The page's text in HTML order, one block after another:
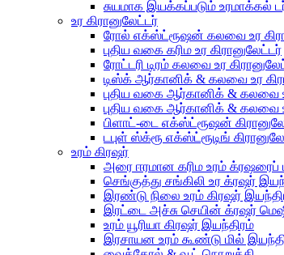
சுயமாக இயக்கப்படும் உரமாக்கல்
உர கிரானுலேட்டர்
ரோல் எக்ஸ்ட்ரூஷன் கலவை உர
புதிய வகை கரிம உர கிரானுலேட்டர்
ரோட்டரி டிரம் கலவை உர
டிஸ்க் ஆர்கானிக் & கலவை உர
புதிய வகை ஆர்கானிக் & கலவை
புதிய வகை ஆர்கானிக் & கலவை
பிளாட்-டை எக்ஸ்ட்ரூஷன்
டபுள் ஸ்க்ரூ எக்ஸ்ட்ரூடிங்
உரம் கிரஷர்
அரை ஈரமான கரிம உரம் க்ரஷரைப்
செங்குத்து சங்கிலி உர க்ரஷர்
இரண்டு நிலை உரம் கிரஷர்
இரட்டை அச்சு செயின் க்ரஷர்
உரம் யூரியா கிரஷர் இயந்திரம்
இரசாயன உரம் கூண்டு மில்